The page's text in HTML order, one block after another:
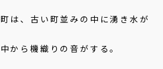
は、古い町並みの中に湧き水が
から機織りの音がする。